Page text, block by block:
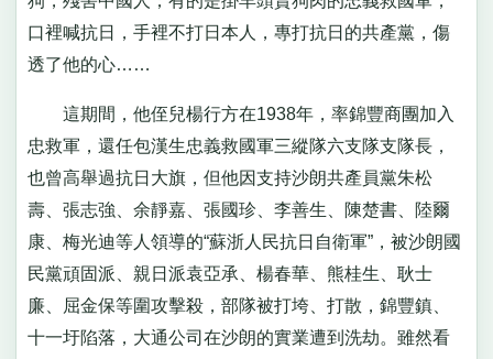
口裡喊抗日，手裡不打日本人，專打抗日的共產黨，傷
透了他的心……
這期間，他侄兒楊行方在1938年，率錦豐商團加入
忠救軍，還任包漢生忠義救國軍三縱隊六支隊支隊長，
也曾高舉過抗日大旗，但他因支持沙朗共產員黨朱松
壽、張志強、余靜嘉、張國珍、李善生、陳楚書、陸爾
康、梅光迪等人領導的“蘇浙人民抗日自衛軍”，被沙朗國
民黨頑固派、親日派袁亞承、楊春華、熊桂生、耿士
廉、屈金保等圍攻擊殺，部隊被打垮、打散，錦豐鎮、
十一圩陷落，大通公司在沙朗的實業遭到洗劫。雖然看